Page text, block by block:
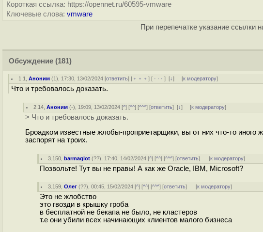
Короткая ссылка: https://opennet.ru/60595-vmware
Ключевые слова: vmware
При перепечатке указание ссылки
Обсуждение (181)
1.1 ,Аноним (1), 17:30, 13/02/2024 [ответить] [ ﹢﹢﹢] [ · · ·][↓] [к модератору]
Что и требовалось доказать.
2.14 ,Аноним (-), 19:09, 13/02/2024 [^] [^^] [^^^] [ответить][↓] [к модератору]
> Что и требовалось доказать.
Броадком известные жлобы-проприетарщики, вы от них что-то
заспорят на троих.
3.150 ,barmaglot (??), 17:40, 14/02/2024 [^] [^^] [^^^] [ответить] [к модератору]
Позвольте! Тут вы не правы! А как же Oracle, IBM, Microsoft?
3.159 ,Олег (??), 00:45, 15/02/2024 [^] [^^] [^^^] [ответить] [к модератору]
Это не жлобство
это гвозди в крышку гроба
в бесплатной не бекапа не было, не кластеров
т.е они убили всех начинающих клиентов малого бизнеса